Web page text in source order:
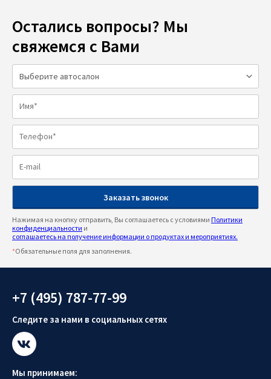
Остались вопросы? Мы
свяжемся с Вами
Нажимая на кнопку отправить, Вы соглашаетесь с условиями Политики
конфиденциальности и
соглашаетесь на получение информации о продуктах и мероприятиях.
*Обязательные поля для заполнения.
+7 (495) 787-77-99
Следите за нами в социальных сетях
Мы принимаем: